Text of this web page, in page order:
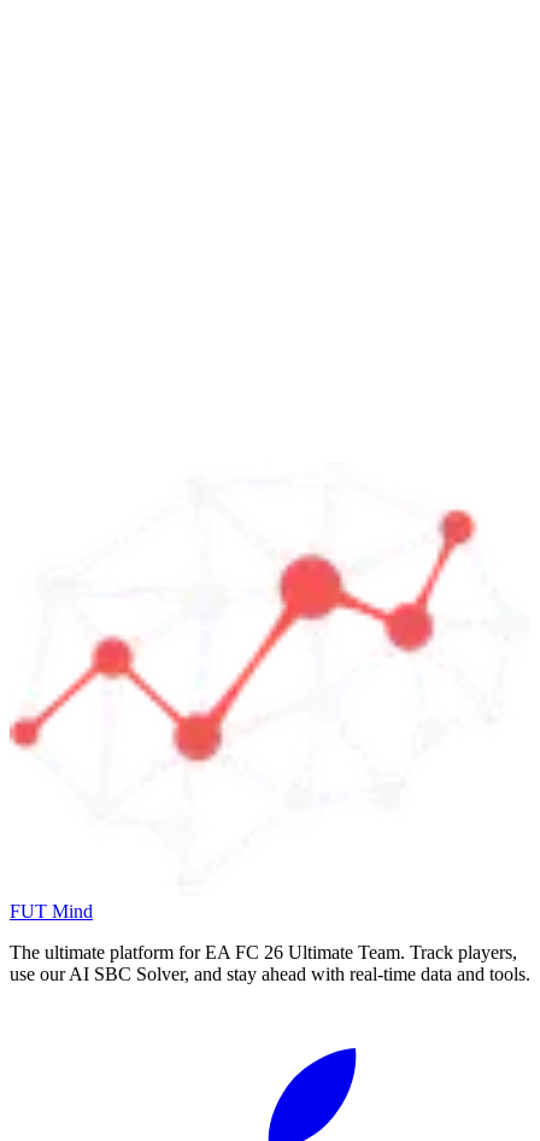
FUT Mind
The ultimate platform for EA FC 26 Ultimate Team. Track players,
use our AI SBC Solver, and stay ahead with real-time data and tools.